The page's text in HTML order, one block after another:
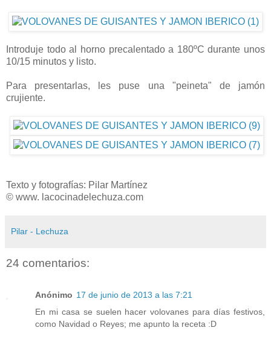
Introduje todo al horno precalentado a 180ºC durante unos
10/15 minutos y listo.
Para presentarlas, les puse una "peineta" de jamón
crujiente.
Texto y fotografías: Pilar Martínez
© www. lacocinadelechuza.com
Pilar - Lechuza
24 comentarios:
Anónimo 17 de junio de 2013 a las 7:21
En mi casa se suelen hacer volovanes para días festivos,
como Navidad o Reyes; me apunto la receta :D